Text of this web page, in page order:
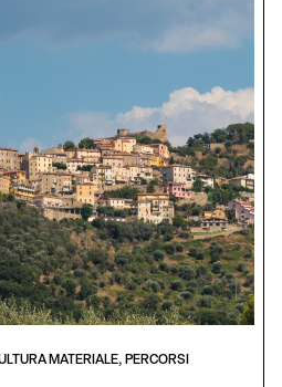
MATERIALE, PERCORSI